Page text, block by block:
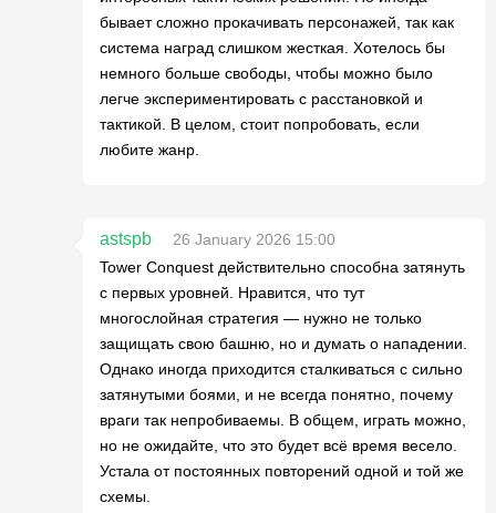
бывает сложно прокачивать персонажей, так как
система наград слишком жесткая. Хотелось бы
немного больше свободы, чтобы можно было
легче экспериментировать с расстановкой и
тактикой. В целом, стоит попробовать, если
любите жанр.
astspb
26 January 2026 15:00
Tower Conquest действительно способна затянуть
с первых уровней. Нравится, что тут
многослойная стратегия — нужно не только
защищать свою башню, но и думать о нападении.
Однако иногда приходится сталкиваться с сильно
затянутыми боями, и не всегда понятно, почему
враги так непробиваемы. В общем, играть можно,
но не ожидайте, что это будет всё время весело.
Устала от постоянных повторений одной и той же
схемы.